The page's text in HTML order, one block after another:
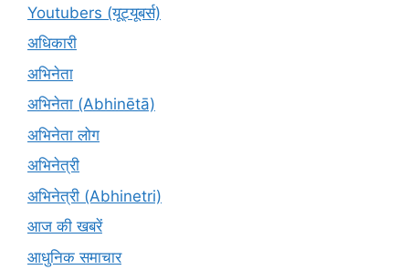
Youtubers (यूट्यूबर्स)
अधिकारी
अभिनेता
अभिनेता (Abhinētā)
अभिनेता लोग
अभिनेत्री
अभिनेत्री (Abhinetri)
आज की खबरें
आधुनिक समाचार